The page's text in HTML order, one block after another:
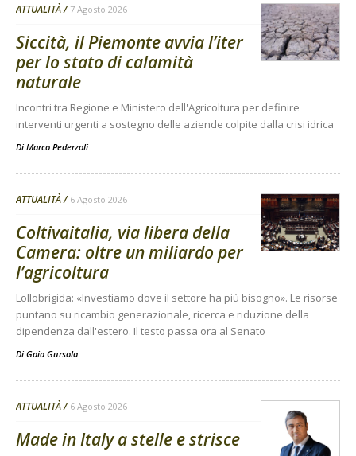
ATTUALITÀ 7 Agosto 2026
Siccità, il Piemonte avvia l’iter
per lo stato di calamità
naturale
Incontri tra Regione e Ministero dell'Agricoltura per definire
interventi urgenti a sostegno delle aziende colpite dalla crisi idrica
Di Marco Pederzoli
ATTUALITÀ 6 Agosto 2026
Coltivaitalia, via libera della
Camera: oltre un miliardo per
l’agricoltura
Lollobrigida: «Investiamo dove il settore ha più bisogno». Le risorse
puntano su ricambio generazionale, ricerca e riduzione della
dipendenza dall'estero. Il testo passa ora al Senato
Di Gaia Gursola
ATTUALITÀ 6 Agosto 2026
Made in Italy a stelle e strisce